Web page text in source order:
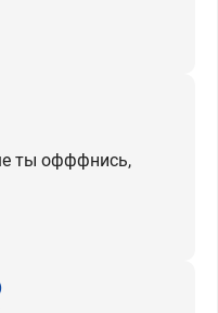
ты офффнись,